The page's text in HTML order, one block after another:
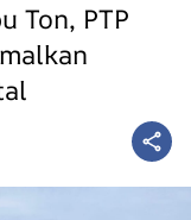
Ton, PTP